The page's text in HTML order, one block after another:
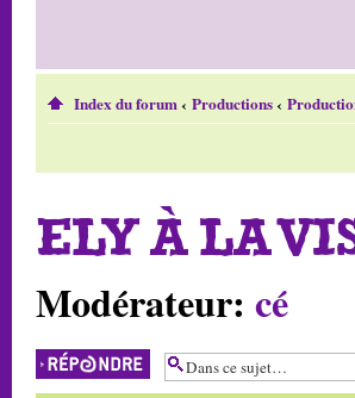
Index du forum‹ Productions‹
ELY À LA
Modérateur: cé
Répondre